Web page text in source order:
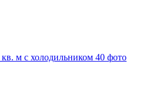
м с холодильником 40 фото